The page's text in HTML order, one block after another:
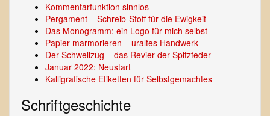
Kommentarfunktion sinnlos
Pergament – Schreib-Stoff für die Ewigkeit
Das Monogramm: ein Logo für mich selbst
Papier marmorieren – uraltes Handwerk
Der Schwellzug – das Revier der Spitzfeder
Januar 2022: Neustart
Kalligrafische Etiketten für Selbstgemachtes
Schriftgeschichte